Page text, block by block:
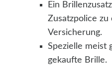
Ein
Zusatzpolice
Versicherung.
Spezielle meist
gekaufte Brille.